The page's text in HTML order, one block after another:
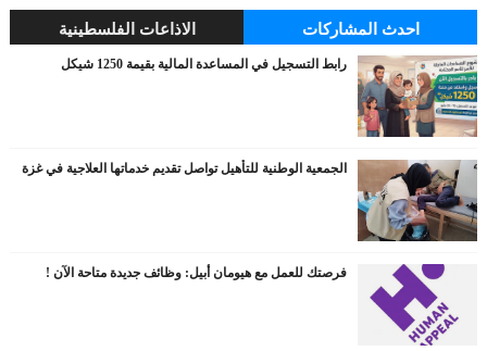
احدث المشاركات الاذاعات الفلسطينية
رابط التسجيل في المساعدة المالية بقيمة 1250 شيكل
الجمعية الوطنية للتأهيل تواصل تقديم خدماتها العلاجية في غزة
فرصتك للعمل مع هيومان أبيل: وظائف جديدة متاحة الآن !